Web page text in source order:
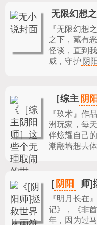
无限幻想
『无限幻想
之下，藏有
怪谈，直到
威，守护 阴阳
［综主 阴
『玖术』作品
洲玩家，每
伴炫耀自己
潮翻墙想去
[ 阴阳 师]
『明月长在
记》，《非
年，因为过